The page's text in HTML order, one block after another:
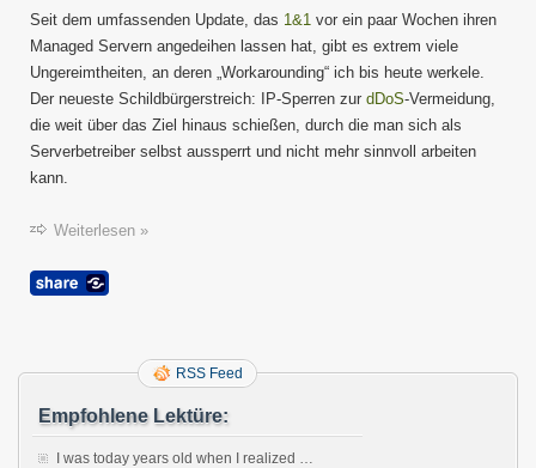
Seit dem umfassenden Update, das 1&1 vor ein paar Wochen ihren
Managed Servern angedeihen lassen hat, gibt es extrem viele
Ungereimtheiten, an deren „Workarounding“ ich bis heute werkele.
Der neueste Schildbürgerstreich: IP-Sperren zur dDoS-Vermeidung,
die weit über das Ziel hinaus schießen, durch die man sich als
Serverbetreiber selbst aussperrt und nicht mehr sinnvoll arbeiten
kann.
Weiterlesen »
RSS Feed
Empfohlene Lektüre:
I was today years old when I realized …